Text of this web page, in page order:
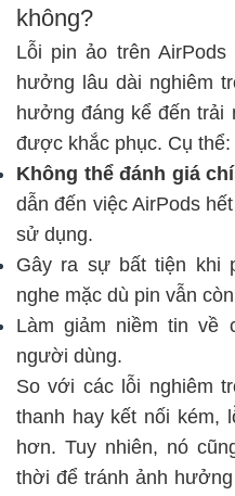
không?
Lỗi pin ảo trên
hưởng lâu dài nghiêm
hưởng đáng kể đến trải
được khắc phục. Cụ thể:
Không thể đánh giá
dẫn đến việc AirPods
sử dụng.
Gây ra sự bất tiện khi
nghe mặc dù pin vẫn
Làm giảm niềm tin về
người dùng.
So với các lỗi nghiêm
thanh hay kết nối kém,
hơn. Tuy nhiên, nó
thời để tránh ảnh